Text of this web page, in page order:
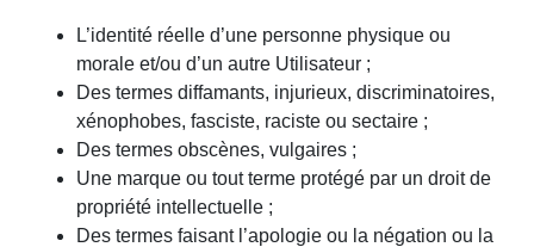
L’identité réelle d’une personne physique ou
morale et/ou d’un autre Utilisateur ;
Des termes diffamants, injurieux, discriminatoires,
xénophobes, fasciste, raciste ou sectaire ;
Des termes obscènes, vulgaires ;
Une marque ou tout terme protégé par un droit de
propriété intellectuelle ;
Des termes faisant l’apologie ou la négation ou la